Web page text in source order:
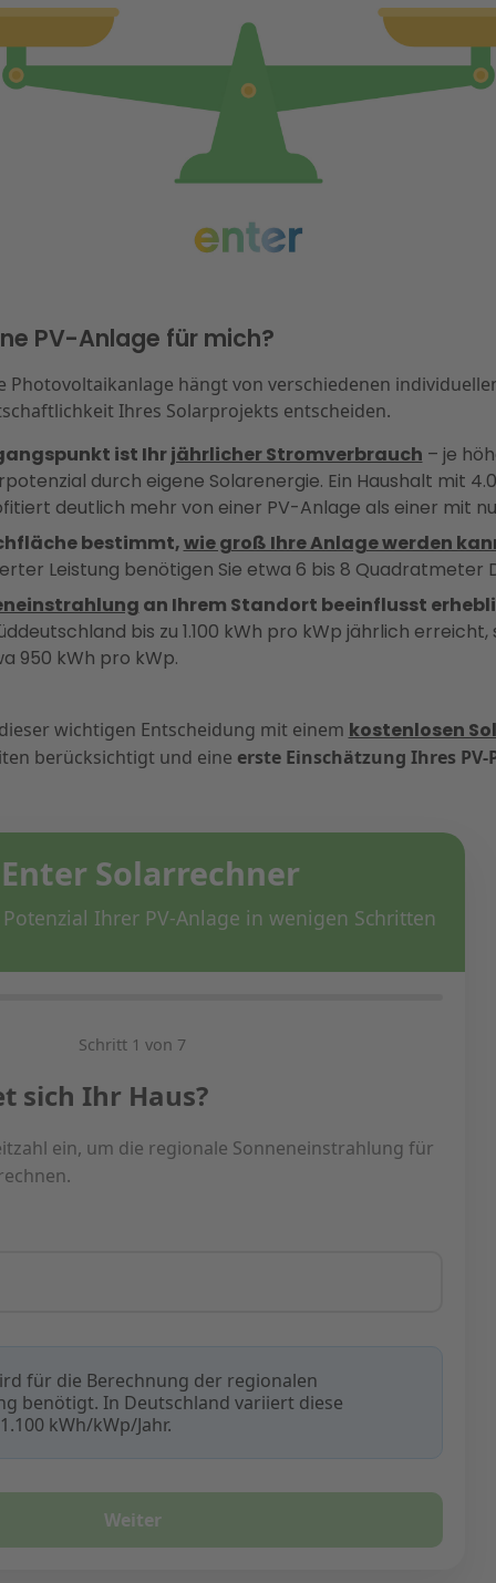
PV-Anlage für mich?
Photovoltaikanlage hängt von verschiedenen
Ihres Solarprojekts entscheiden.
ist Ihrjährlicher Stromverbrauch – je
durch eigene Solarenergie. Ein Haushalt mit
deutlich mehr von einer PV-Anlage als einer mit
bestimmt,wie groß Ihre Anlage werden
Leistung benötigen Sie etwa 6 bis 8 Quadratmeter
an Ihrem Standort beeinflusst
bis zu 1.100 kWh pro kWp jährlich erreicht,
950 kWh pro kWp.
wichtigen Entscheidung mit einem kostenlosen
berücksichtigt und eine erste Einschätzung Ihres
Solarrechner
Ihrer PV-Anlage in wenigen Schritten
Schritt 1 von 7
sich Ihr Haus?
ein, um die regionale Sonneneinstrahlung für
für die Berechnung der regionalen
benötigt. In Deutschland variiert diese
kWh/kWp/Jahr.
Weiter